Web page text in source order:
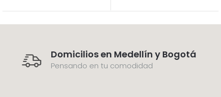
Domicilios en Medellín y Bogotá
Pensando en tu comodidad